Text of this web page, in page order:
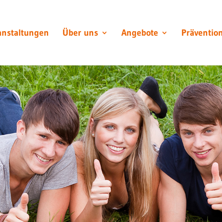
Über uns Angebote